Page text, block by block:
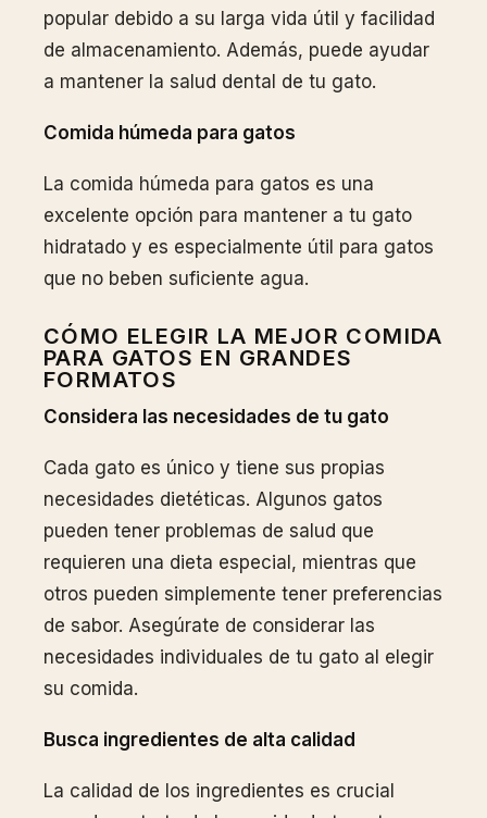
popular debido a su larga vida útil y facilidad
de almacenamiento. Además, puede ayudar
a mantener la salud dental de tu gato.
Comida húmeda para gatos
La comida húmeda para gatos es una
excelente opción para mantener a tu gato
hidratado y es especialmente útil para gatos
que no beben suficiente agua.
CÓMO ELEGIR LA MEJOR COMIDA
PARA GATOS EN GRANDES
FORMATOS
Considera las necesidades de tu gato
Cada gato es único y tiene sus propias
necesidades dietéticas. Algunos gatos
pueden tener problemas de salud que
requieren una dieta especial, mientras que
otros pueden simplemente tener preferencias
de sabor. Asegúrate de considerar las
necesidades individuales de tu gato al elegir
su comida.
Busca ingredientes de alta calidad
La calidad de los ingredientes es crucial